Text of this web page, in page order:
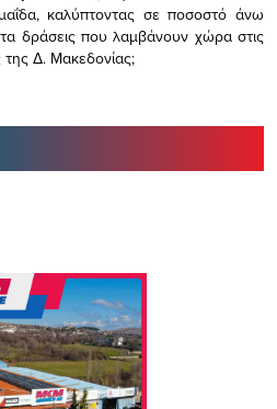
καλύπτοντας σε ποσοστό άνω
δράσεις που λαμβάνουν χώρα στις
της Δ. Μακεδονίας;